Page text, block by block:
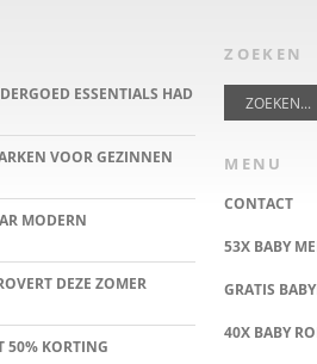
ESSENTIALS HAD
VOOR GEZINNEN
MODERN
DEZE ZOMER
50% KORTING
ZOEKEN
MENU
CONTACT
53X BABY
GRATIS
40X BABY